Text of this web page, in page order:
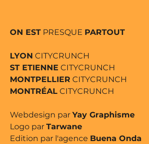
ON EST PRESQUE PARTOUT
LYON CITYCRUNCH
ST ETIENNE CITYCRUNCH
MONTPELLIER CITYCRUNCH
MONTRÉAL CITYCRUNCH
Webdesign par Yay Graphisme
Logo par Tarwane
Edition par l'agence Buena Onda